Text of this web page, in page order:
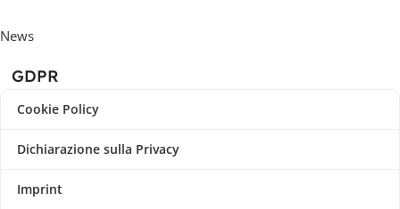
News
GDPR
Cookie Policy
Dichiarazione sulla Privacy
Imprint